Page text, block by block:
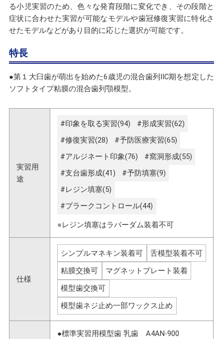
る小児実習のため、色々な発育段階に変化でき、その段階と
症状に合わせた実習が可能なモデルや歯冠修復実習に特化さ
せたモデルなどがあり目的に応じた選択が可能です。
特長
●第１大臼歯が萌出を始めた6歳児の混合歯列ⅡC期を想定した
ソフトタイプ粘膜の混合歯列顎模型。
実習用
途
#印象を取る実習(94)
#形成実習(62)
#修復実習(28)
#予防医療実習(65)
#アルジネート印象(76)
#窩洞形成(55)
#支台歯形成(41)
#予防填塞(9)
#レジン填塞(5)
#プラークコントロール(44)
※レジン填塞はラバーダム装着不可
仕様
シンプルマネキン装着可
舌模型装着不可
粘膜交換可
マグネットプレート装着
模型歯交換可
模型歯ネジ止め一部ワックス止め
●標準実習用模型歯 乳歯 A4AN-900